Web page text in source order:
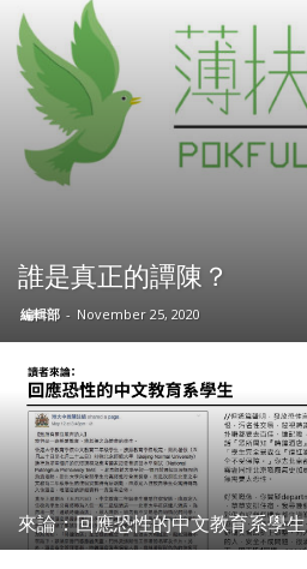
誰是真正的譚陳？
編輯部 - November 25, 2020
來論：回應恐性的中文教育系學生